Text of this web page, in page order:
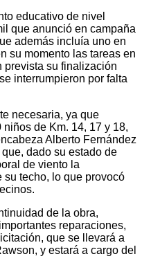
educativo de nivel
que anunció en campaña
además incluía uno en
su momento las tareas en
prevista su finalización
interrumpieron por falta
necesaria, ya que
de Km. 14, 17 y 18,
Alberto Fernández
dado su estado de
de viento la
techo, lo que provocó
de la obra,
reparaciones,
que se llevará a
y estará a cargo del